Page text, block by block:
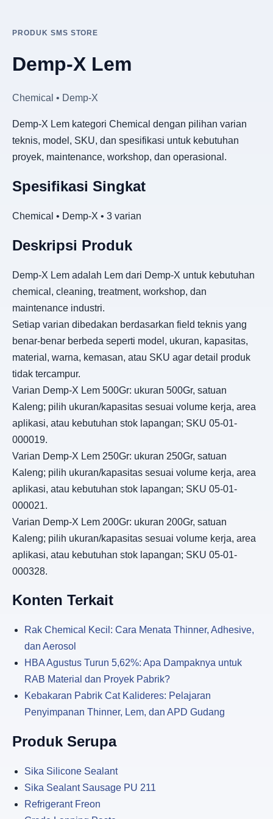
PRODUK SMS STORE
Demp-X Lem
Chemical • Demp-X
Demp-X Lem kategori Chemical dengan pilihan varian
teknis, model, SKU, dan spesifikasi untuk kebutuhan
proyek, maintenance, workshop, dan operasional.
Spesifikasi Singkat
Chemical • Demp-X • 3 varian
Deskripsi Produk
Demp-X Lem adalah Lem dari Demp-X untuk kebutuhan
chemical, cleaning, treatment, workshop, dan
maintenance industri.
Setiap varian dibedakan berdasarkan field teknis yang
benar-benar berbeda seperti model, ukuran, kapasitas,
material, warna, kemasan, atau SKU agar detail produk
tidak tercampur.
Varian Demp-X Lem 500Gr: ukuran 500Gr, satuan
Kaleng; pilih ukuran/kapasitas sesuai volume kerja, area
aplikasi, atau kebutuhan stok lapangan; SKU 05-01-
000019.
Varian Demp-X Lem 250Gr: ukuran 250Gr, satuan
Kaleng; pilih ukuran/kapasitas sesuai volume kerja, area
aplikasi, atau kebutuhan stok lapangan; SKU 05-01-
000021.
Varian Demp-X Lem 200Gr: ukuran 200Gr, satuan
Kaleng; pilih ukuran/kapasitas sesuai volume kerja, area
aplikasi, atau kebutuhan stok lapangan; SKU 05-01-
000328.
Konten Terkait
Rak Chemical Kecil: Cara Menata Thinner, Adhesive,
dan Aerosol
HBA Agustus Turun 5,62%: Apa Dampaknya untuk
RAB Material dan Proyek Pabrik?
Kebakaran Pabrik Cat Kalideres: Pelajaran
Penyimpanan Thinner, Lem, dan APD Gudang
Produk Serupa
Sika Silicone Sealant
Sika Sealant Sausage PU 211
Refrigerant Freon